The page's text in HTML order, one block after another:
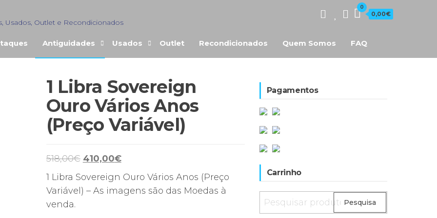
Usados, Outlet e Recondicionados
0
0,00€
Antiguidades Usados Outlet Recondicionados Quem Somos FAQ
1 Libra Sovereign
Ouro Vários Anos
(Preço Variável)
518,00€ O
preço
original
era:
410,00€O
preço
é:
1 Libra Sovereign Ouro Vários Anos (Preço
Variável) – As imagens são das Moedas à
venda.
Pagamentos
Carrinho
Pesquisar
por:
Pesquisa